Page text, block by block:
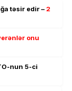
təsir edir – 2
onu
nun 5-ci